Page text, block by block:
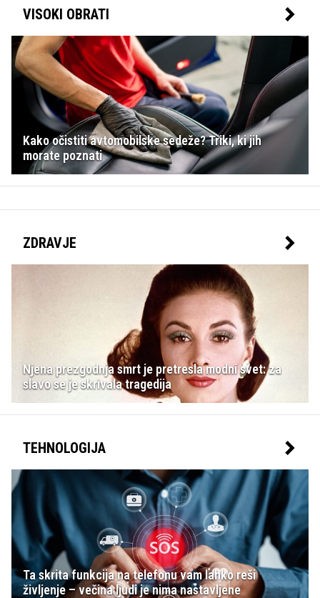
VISOKI OBRATI
Kako očistiti avtomobilske sedeže? Triki, ki jih
morate poznati
ZDRAVJE
Njena prezgodnja smrt je pretresla modni svet: za
slavo se je skrivala tragedija
TEHNOLOGIJA
Ta skrita funkcija na telefonu vam lahko reši
življenje – večina ljudi je nima nastavljene